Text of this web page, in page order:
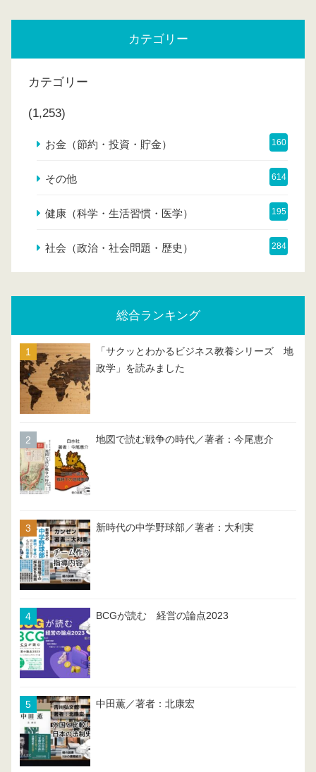
カテゴリー
カテゴリー
(1,253)
お金（節約・投資・貯金） 160
その他 614
健康（科学・生活習慣・医学） 195
社会（政治・社会問題・歴史） 284
総合ランキング
「サクッとわかるビジネス教養シリーズ 地
政学」を読みました
地図で読む戦争の時代／著者：今尾恵介
新時代の中学野球部／著者：大利実
BCGが読む 経営の論点2023
中田薫／著者：北康宏